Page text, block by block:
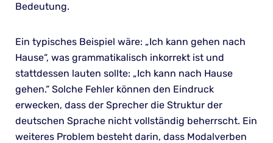
Bedeutung.
Ein typisches Beispiel wäre: „Ich kann gehen nach
Hause“, was grammatikalisch inkorrekt ist und
stattdessen lauten sollte: „Ich kann nach Hause
gehen.“ Solche Fehler können den Eindruck
erwecken, dass der Sprecher die Struktur der
deutschen Sprache nicht vollständig beherrscht. Ein
weiteres Problem besteht darin, dass Modalverben